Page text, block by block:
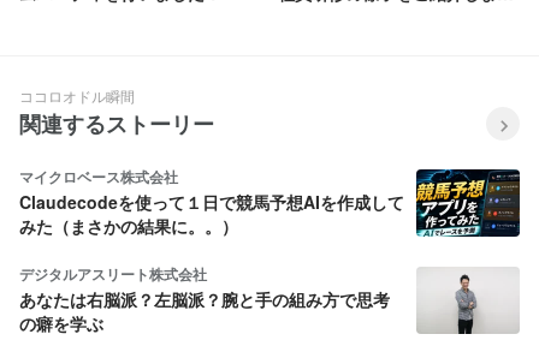
ココロオドル瞬間
関連するストーリー
マイクロベース株式会社
Claudecodeを使って１日で競馬予想AIを作成して
みた（まさかの結果に。。）
デジタルアスリート株式会社
あなたは右脳派？左脳派？腕と手の組み方で思考
の癖を学ぶ